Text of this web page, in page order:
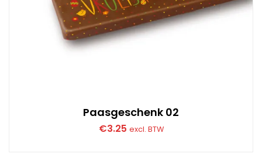
Paasgeschenk 02
€3.25 excl. BTW